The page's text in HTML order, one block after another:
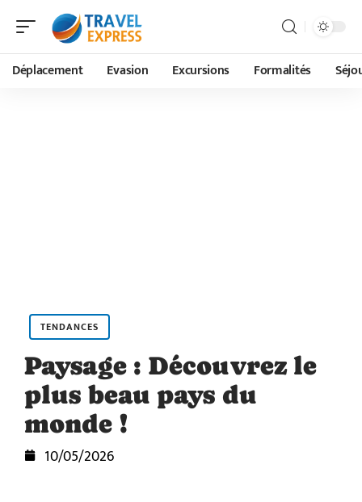
Déplacement Evasion Excursions Formalités
TENDANCES
Paysage : Découvrez le
plus beau pays du
monde !
10/05/2026